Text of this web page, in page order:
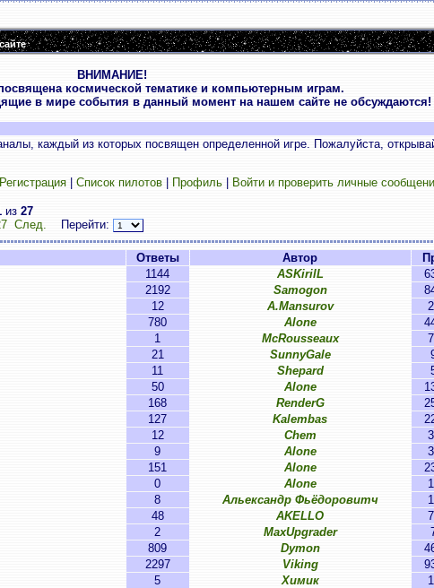
ВНИМАНИЕ!
космической тематике и компьютерным играм.
в мире события в данный момент на нашем сайте не обсуждаются!
каждый из которых посвящен определенной игре. Пожалуйста,
Регистрация| Список пилотов| Профиль| Войти и проверить личные
из 27
След. Перейти:
Ответы Автор
1144 ASKirilL
2192 Samogon
12 A.Mansurov
780 Alone
1 McRousseaux
21 SunnyGale
11 Shepard
50 Alone
168 RenderG
127 Kalembas
12 Chem
9 Alone
151 Alone
0 Alone
8 Альександр Фьёдоровитч
48 AKELLO
2 MaxUpgrader
809 Dymon
2297 Viking
5 Химик